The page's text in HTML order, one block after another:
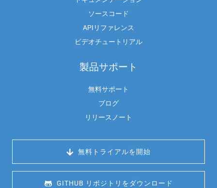
ソースコード
APIリファレンス
ビデオチュートリアル
製品サポート
無料サポート
ブログ
リリースノート
無料トライアルを開始
GITHUB リポジトリをダウンロード